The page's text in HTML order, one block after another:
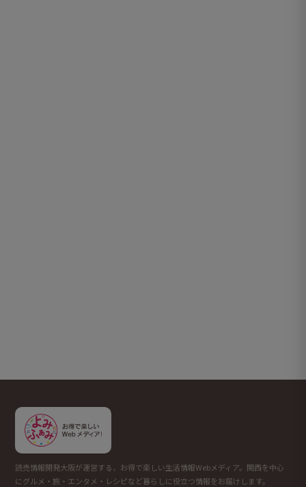
読売情報開発大阪が運営する、お得で楽しい生活情報Webメディア。関西を中心
にグルメ・旅・エンタメ・レシピなど暮らしに役立つ情報をお届けします。